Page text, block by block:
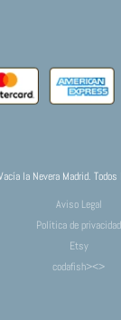
la Nevera Madrid. Todos
Aviso Legal
Política de privacidad
Etsy
codafish><>